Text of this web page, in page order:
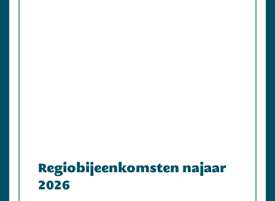
Regiobijeenkomsten najaar
2026